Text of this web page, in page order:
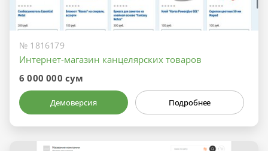
№ 1816179
Интернет-магазин канцелярских товаров
6 000 000 сум
Демоверсия Подробнее